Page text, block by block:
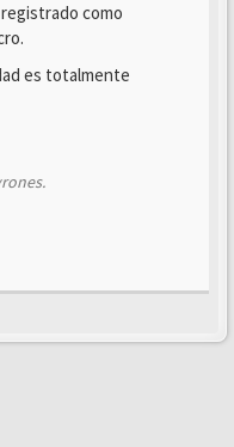
como
es totalmente